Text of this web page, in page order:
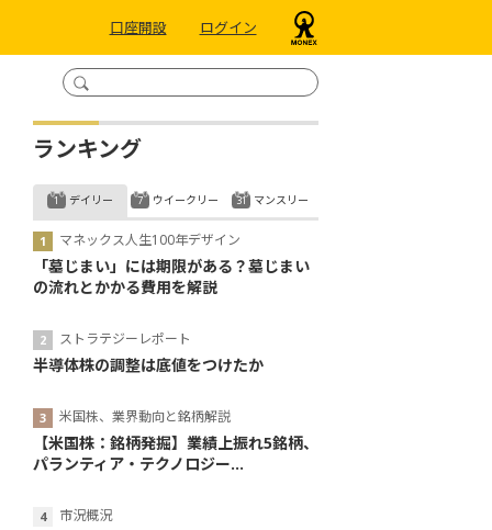
口座開設 ログイン
ランキング
デイリー
マネックス人生100年デザイン
「墓じまい」には期限がある？墓じまい
の流れとかかる費用を解説
ストラテジーレポート
半導体株の調整は底値をつけたか
米国株、業界動向と銘柄解説
【米国株：銘柄発掘】業績上振れ5銘柄、
パランティア・テクノロジー...
市況概況
ウイークリー マンスリー